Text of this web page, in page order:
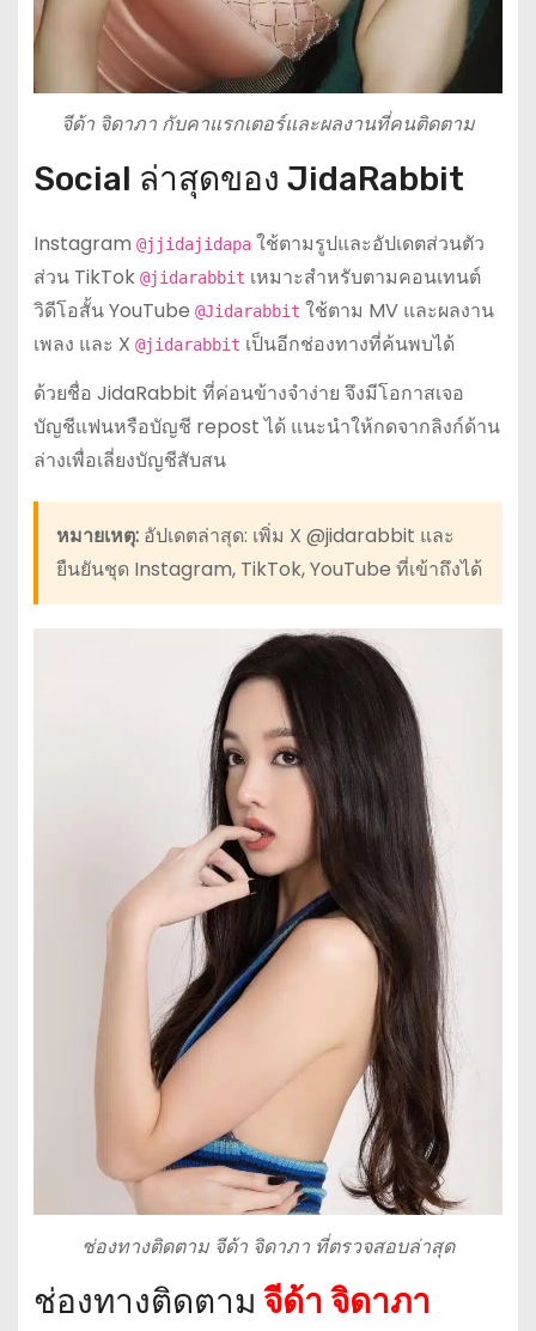
จีด้า จิดาภา กับคาแรกเตอร์และผลงานที่คนติดตาม
Social ล่าสุดของ JidaRabbit
Instagram @jjidajidapaใช้ตามรูปและอัปเดตส่วนตัว
ส่วน TikTok @jidarabbit เหมาะสำหรับตามคอนเทนต์
วิดีโอสั้น YouTube @Jidarabbit ใช้ตาม MV และผลงาน
เพลง และ X @jidarabbit เป็นอีกช่องทางที่ค้นพบได้
ด้วยชื่อ JidaRabbit ที่ค่อนข้างจำง่าย จึงมีโอกาสเจอ
บัญชีแฟนหรือบัญชี repost ได้ แนะนำให้กดจากลิงก์ด้าน
ล่างเพื่อเลี่ยงบัญชีสับสน
หมายเหตุ:อัปเดตล่าสุด: เพิ่ม X @jidarabbit และ
ยืนยันชุด Instagram, TikTok, YouTube ที่เข้าถึงได้
ช่องทางติดตาม จีด้า จิดาภา ที่ตรวจสอบล่าสุด
ช่องทางติดตาม จีด้า จิดาภา